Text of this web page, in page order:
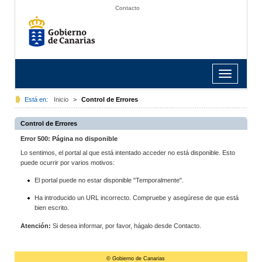
Contacto
Toggle
navigation
Está en: Inicio > Control de Errores
Control de Errores
Error 500: Página no disponible
Lo sentimos, el portal al que está intentado acceder no está disponible. Esto
puede ocurrir por varios motivos:
El portal puede no estar disponible "Temporalmente".
Ha introducido un URL incorrecto. Compruebe y asegúrese de que está
bien escrito.
Atención: Si desea informar, por favor, hágalo desde Contacto.
© Gobierno de Canarias